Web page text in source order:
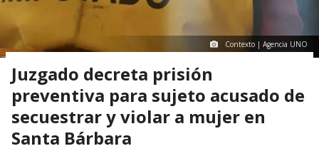
Contexto | Agencia UNO
Juzgado decreta prisión
preventiva para sujeto acusado de
secuestrar y violar a mujer en
Santa Bárbara